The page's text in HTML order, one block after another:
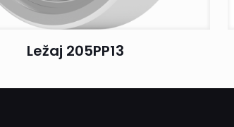
Ležaj 205PP13